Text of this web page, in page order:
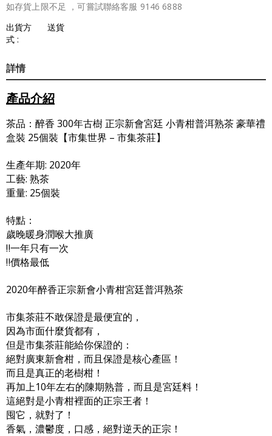
如存貨上限不足 ，可嘗試聯絡客服 9146 6888
出貨方
式 :
送貨
詳情
產品介紹
茶品：醉香 300年古樹 正宗新會宮廷 小青柑普洱熟茶 豪華禮
盒裝 25個裝【市集世界 – 市集茶莊】
生產年期: 2020年
工藝: 熟茶
重量: 25個裝
特點：
歲晚暖身潤喉大推廣
‼️一年只有一次
‼️價格最低
2020年醉香正宗新會小青柑宮廷普洱熟茶
市集茶莊不敢保證是最便宜的，
因為市面什麼貨都有，
但是市集茶莊能給你保證的：
絕對廣東新會柑，而且保證是核心產區！
而且是真正的老樹柑！
再加上10年左右的陳期熟普，而且是宮廷料！
這絕對是小青柑裡面的正宗王者！
囤它，就對了！
香氣，濃鬱度，口感，絕對逆天的正宗！